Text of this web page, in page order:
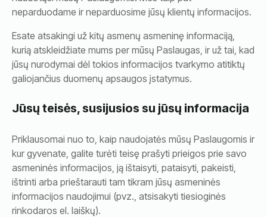
neparduodame ir neparduosime jūsų klientų informacijos.
Esate atsakingi už kitų asmenų asmeninę informaciją,
kurią atskleidžiate mums per mūsų Paslaugas, ir už tai, kad
jūsų nurodymai dėl tokios informacijos tvarkymo atitiktų
galiojančius duomenų apsaugos įstatymus.
Jūsų teisės, susijusios su jūsų informacija
Priklausomai nuo to, kaip naudojatės mūsų Paslaugomis ir
kur gyvenate, galite turėti teisę prašyti prieigos prie savo
asmeninės informacijos, ją ištaisyti, pataisyti, pakeisti,
ištrinti arba prieštarauti tam tikram jūsų asmeninės
informacijos naudojimui (pvz., atsisakyti tiesioginės
rinkodaros el. laiškų).